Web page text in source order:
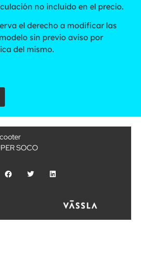
no incluido en el precio.
el derecho a modificar las
sin previo aviso por
del mismo.
SOCO